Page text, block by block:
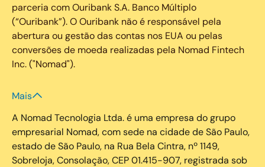
parceria com Ouribank S.A. Banco Múltiplo
(“Ouribank”). O Ouribank não é responsável pela
abertura ou gestão das contas nos EUA ou pelas
conversões de moeda realizadas pela Nomad Fintech
Inc. ("Nomad").
Mais
A Nomad Tecnologia Ltda. é uma empresa do grupo
empresarial Nomad, com sede na cidade de São Paulo,
estado de São Paulo, na Rua Bela Cintra, nº 1149,
Sobreloja, Consolação, CEP 01.415-907, registrada sob